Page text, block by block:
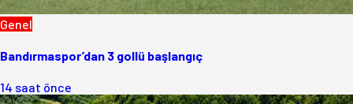
Genel
Bandırmaspor’dan 3 gollü başlangıç
14 saat önce